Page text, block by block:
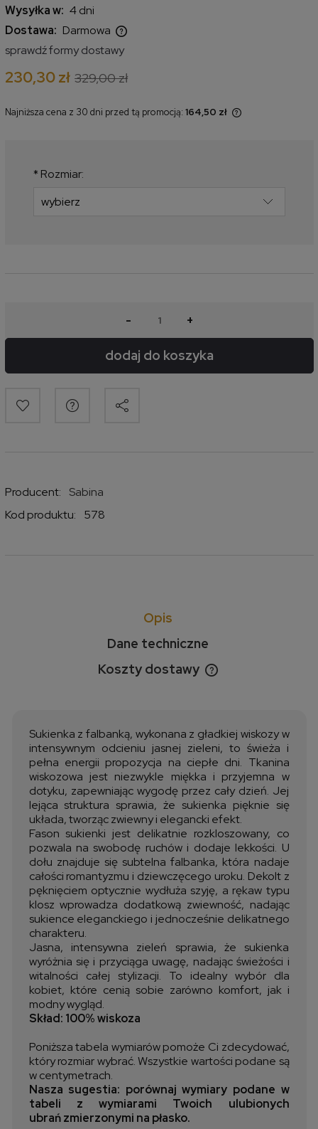
Wysyłka w: 4 dni
Dostawa: Darmowa
Cena nie zawiera ewentualnych kosztów płatności
sprawdź formy dostawy
230,30 zł 329,00 zł
Najniższa cena z 30 dni przed tą promocją: 164,50 zł
* Rozmiar:
- +
dodaj do koszyka
Producent:
Sabina
Kod produktu:
578
Opis
Dane techniczne
Koszty dostawy
Cena nie zawiera ewentualnych kosztów płatności
Sukienka z falbanką, wykonana z gładkiej wiskozy w
intensywnym odcieniu jasnej zieleni, to świeża i
pełna energii propozycja na ciepłe dni. Tkanina
wiskozowa jest niezwykle miękka i przyjemna w
dotyku, zapewniając wygodę przez cały dzień. Jej
lejąca struktura sprawia, że sukienka pięknie się
układa, tworząc zwiewny i elegancki efekt.
Fason sukienki jest delikatnie rozkloszowany, co
pozwala na swobodę ruchów i dodaje lekkości. U
dołu znajduje się subtelna falbanka, która nadaje
całości romantyzmu i dziewczęcego uroku. Dekolt z
pęknięciem optycznie wydłuża szyję, a rękaw typu
klosz wprowadza dodatkową zwiewność, nadając
sukience eleganckiego i jednocześnie delikatnego
charakteru.
Jasna, intensywna zieleń sprawia, że sukienka
wyróżnia się i przyciąga uwagę, nadając świeżości i
witalności całej stylizacji. To idealny wybór dla
kobiet, które cenią sobie zarówno komfort, jak i
modny wygląd.
Skład: 100% wiskoza
Poniższa tabela wymiarów pomoże Ci zdecydować,
który rozmiar wybrać. Wszystkie wartości podane są
w centymetrach.
Nasza sugestia: porównaj wymiary podane w
tabeli z wymiarami Twoich ulubionych
ubrań zmierzonymi na płasko.